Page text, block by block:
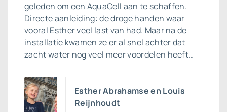
geleden om een AquaCell aan te schaffen.
Directe aanleiding: de droge handen waar
vooral Esther veel last van had. Maar na de
installatie kwamen ze er al snel achter dat
zacht water nog veel meer voordelen heeft…
Esther Abrahamse en Louis
Reijnhoudt